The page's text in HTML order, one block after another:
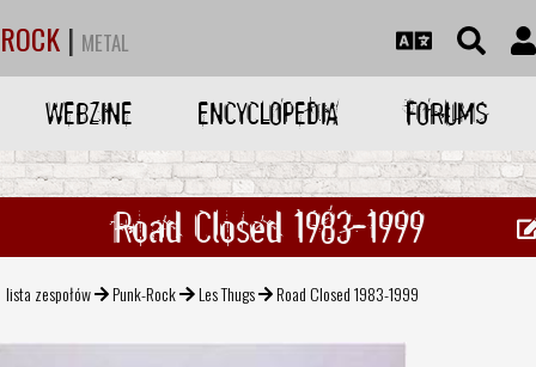
ROCK | METAL
WEBZINE ENCYCLOPEDIA FORUMS
Road Closed 1983-1999
lista zespołów Punk-Rock Les Thugs Road Closed 1983-1999